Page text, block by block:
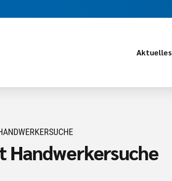
Aktuelles
Handwerkersuche